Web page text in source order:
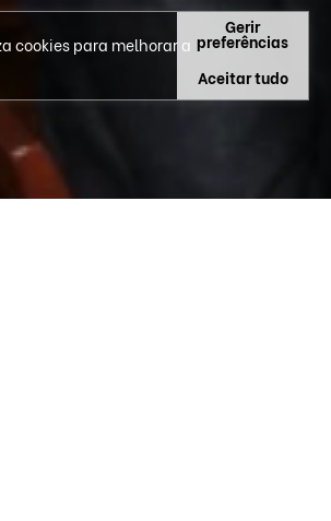
cookies para melhorar a
Gerir
preferências
Aceitar tudo